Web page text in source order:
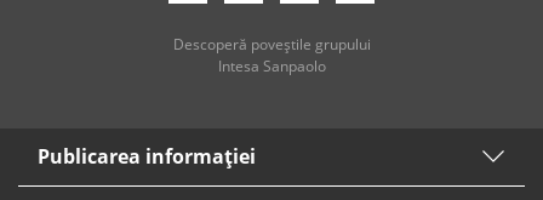
Descoperă poveştile grupului
Intesa Sanpaolo
Publicarea informaţiei